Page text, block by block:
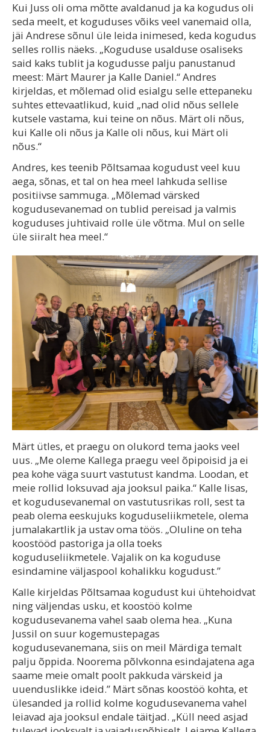
Kui Juss oli oma mõtte avaldanud ja ka kogudus oli
seda meelt, et koguduses võiks veel vanemaid olla,
jäi Andrese sõnul üle leida inimesed, keda kogudus
selles rollis näeks. „Koguduse usalduse osaliseks
said kaks tublit ja kogudusse palju panustanud
meest: Märt Maurer ja Kalle Daniel.“ Andres
kirjeldas, et mõlemad olid esialgu selle ettepaneku
suhtes ettevaatlikud, kuid „nad olid nõus sellele
kutsele vastama, kui teine on nõus. Märt oli nõus,
kui Kalle oli nõus ja Kalle oli nõus, kui Märt oli
nõus.“
Andres, kes teenib Põltsamaa kogudust veel kuu
aega, sõnas, et tal on hea meel lahkuda sellise
positiivse sammuga. „Mõlemad värsked
kogudusevanemad on tublid pereisad ja valmis
koguduses juhtivaid rolle üle võtma. Mul on selle
üle siiralt hea meel.“
Märt ütles, et praegu on olukord tema jaoks veel
uus. „Me oleme Kallega praegu veel õpipoisid ja ei
pea kohe väga suurt vastutust kandma. Loodan, et
meie rollid loksuvad aja jooksul paika.“ Kalle lisas,
et kogudusevanemal on vastutusrikas roll, sest ta
peab olema eeskujuks koguduseliikmetele, olema
jumalakartlik ja ustav oma töös. „Oluline on teha
koostööd pastoriga ja olla toeks
koguduseliikmetele. Vajalik on ka koguduse
esindamine väljaspool kohalikku kogudust.”
Kalle kirjeldas Põltsamaa kogudust kui ühtehoidvat
ning väljendas usku, et koostöö kolme
kogudusevanema vahel saab olema hea. „Kuna
Jussil on suur kogemustepagas
kogudusevanemana, siis on meil Märdiga temalt
palju õppida. Noorema põlvkonna esindajatena aga
saame meie omalt poolt pakkuda värskeid ja
uuenduslikke ideid.” Märt sõnas koostöö kohta, et
ülesanded ja rollid kolme kogudusevanema vahel
leiavad aja jooksul endale täitjad. „Küll need asjad